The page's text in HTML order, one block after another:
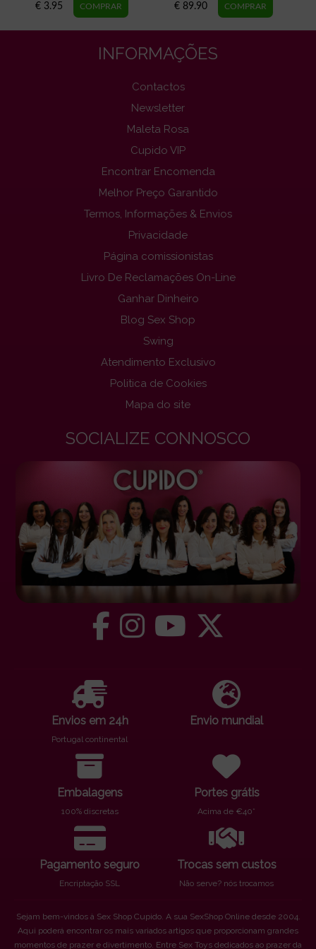
€ 3.95 € 89.90
INFORMAÇÕES
Contactos
Newsletter
Maleta Rosa
Cupido VIP
Encontrar Encomenda
Melhor Preço Garantido
Termos, Informações & Envios
Privacidade
Página comissionistas
Livro De Reclamações On-Line
Ganhar Dinheiro
Blog Sex Shop
Swing
Atendimento Exclusivo
Politica de Cookies
Mapa do site
SOCIALIZE CONNOSCO
Envios em 24h
Portugal continental
Envio mundial
Embalagens
100% discretas
Portes grátis
Acima de €40*
Pagamento seguro
Encriptação SSL
Trocas sem custos
Não serve? nós trocamos
Sejam bem-vindos à Sex Shop Cupido. A sua SexShop Online desde 2004.
Aqui poderá encontrar os mais variados artigos que proporcionam grandes
momentos de prazer e divertimento. Entre Sex Toys dedicados ao prazer da